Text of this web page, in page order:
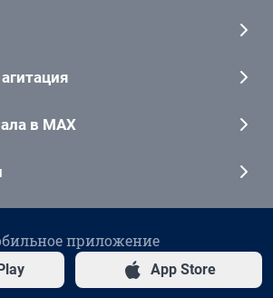
в MAX
приложение
App Store